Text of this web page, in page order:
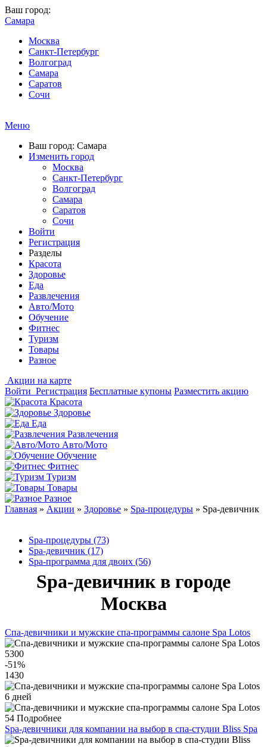
Ваш город:
Самара
Москва
Санкт-Петербург
Волгоград
Самара
Саратов
Сочи
Меню
Ваш город: Самара
Изменить город
Москва
Санкт-Петербург
Волгоград
Самара
Саратов
Сочи
Войти
Регистрация
Разделы
Красота
Здоровье
Еда
Развлечения
Авто/Мото
Обучение
Фитнес
Туризм
Товары
Разное
Акции на карте
Войти Регистрация Бесплатные купоны Разместить акцию
Красота
Здоровье
Еда
Развлечения
Авто/Мото
Обучение
Фитнес
Туризм
Товары
Разное
Главная » Акции » Здоровье » Spa-процедуры » Spa-девичник
Spa-процедуры (73)
Spa-девичник (17)
Spa-программа для двоих (56)
Spa-девичник в городе
Москва
Спа-девичники и мужские спа-программы салоне Spa Lotos
5300
-51%
1430
6 дней
54 Подробнее
Spa-девичники для компании на выбор в спа-студии Bliss Spa